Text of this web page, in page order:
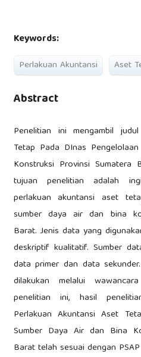
Keywords:
Perlakuan Akuntansi Aset
Abstract
Penelitian ini mengambil
Tetap Pada DInas
Konstruksi Provinsi Sumatera
tujuan penelitian adalah
perlakuan akuntansi aset
sumber daya air dan bina
Barat. Jenis data yang
deskriptif kualitatif. Sumber
data primer dan data
dilakukan melalui
penelitian ini, hasil
Perlakuan Akuntansi Aset
Sumber Daya Air dan Bina
Barat telah sesuai dengan